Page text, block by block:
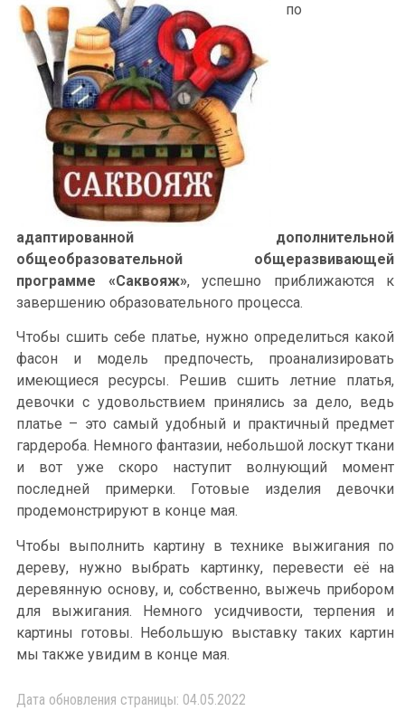
по
адаптированной дополнительной
общеобразовательной общеразвивающей
программе «Саквояж», успешно приближаются к
завершению образовательного процесса.
Чтобы сшить себе платье, нужно определиться какой
фасон и модель предпочесть, проанализировать
имеющиеся ресурсы. Решив сшить летние платья,
девочки с удовольствием принялись за дело, ведь
платье – это самый удобный и практичный предмет
гардероба. Немного фантазии, небольшой лоскут ткани
и вот уже скоро наступит волнующий момент
последней примерки. Готовые изделия девочки
продемонстрируют в конце мая.
Чтобы выполнить картину в технике выжигания по
дереву, нужно выбрать картинку, перевести её на
деревянную основу, и, собственно, выжечь прибором
для выжигания. Немного усидчивости, терпения и
картины готовы. Небольшую выставку таких картин
мы также увидим в конце мая.
Дата обновления страницы: 04.05.2022